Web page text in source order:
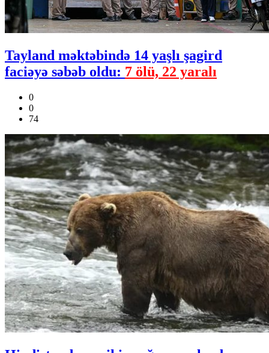
Tayland məktəbində 14 yaşlı şagird
faciəyə səbəb oldu: 7 ölü, 22 yaralı
0
0
74